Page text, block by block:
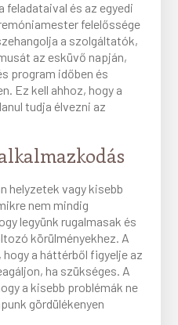
feladataival és az egyedi
felelőssége
a szolgáltatók,
az esküvő napján,
program időben és
Ez kell ahhoz, hogy a
tudja élvezni az
helyzetek vagy kisebb
nem mindig
legyünk rugalmasak és
körülményekhez. A
a háttérből figyelje az
ha szükséges. A
a kisebb problémák ne
gördülékenyen